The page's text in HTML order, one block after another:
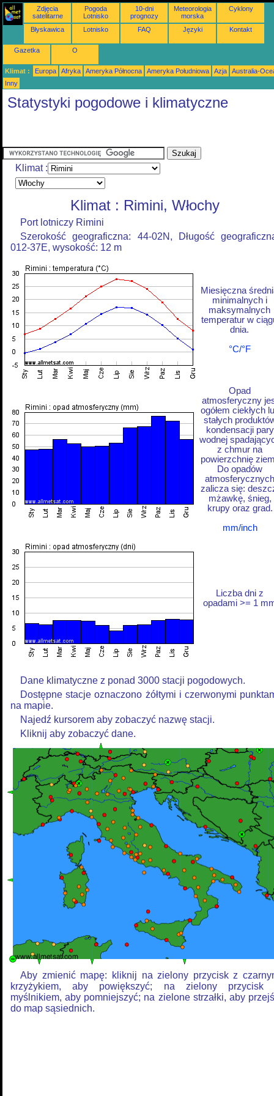
Zdjęcia
satelitarne
Pogoda
Lotnisko
10-dni
prognozy
Meteorologia
morska
Cyklony
Błyskawica Lotnisko FAQ Języki Kontakt
Gazetka O
Klimat : Europa Afryka Ameryka Północna Ameryka Południowa Azja
Australia-
Inny
Statystyki pogodowe i klimatyczne
Klimat :
Klimat : Rimini, Włochy
Port lotniczy Rimini
Szerokość geograficzna: 44-02N, Długość
012-37E, wysokość: 12 m
Miesięczna
minimalnych i
maksymalnych
temperatur w
dnia.
°C/°F
Opad
atmosferyczny
ogółem ciekłych
stałych
kondensacji pary
wodnej
z chmur na
powierzchnię
Do opadów
atmosferycznych
zalicza się:
mżawkę, śnieg,
krupy oraz grad.
mm/inch
Liczba dni z
opadami >= 1
Dane klimatyczne z ponad 3000 stacji pogodowych.
Dostępne stacje oznaczono żółtymi i czerwonymi
na mapie.
Najedź kursorem aby zobaczyć nazwę stacji.
Kliknij aby zobaczyć dane.
Aby zmienić mapę: kliknij na zielony przycisk z
krzyżykiem, aby powiększyć; na zielony przycisk
myślnikiem, aby pomniejszyć; na zielone strzałki, aby
do map sąsiednich.